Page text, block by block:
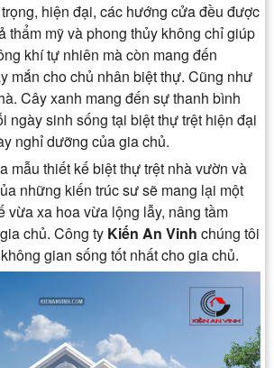
hiện đại, các hướng cửa đều được
thẩm mỹ và phong thủy không chỉ giúp
khí tự nhiên mà còn mang đến
mắn cho chủ nhân biệt thự. Cũng như
Cây xanh mang đến sự thanh bình
ngày sinh sống tại biệt thự trệt hiện đại
nghỉ dưỡng của gia chủ.
mẫu thiết kế biệt thự trệt nhà vườn và
những kiến trúc sư sẽ mang lại một
vừa xa hoa vừa lộng lẫy, nâng tầm
chủ. Công ty Kiến An Vinh chúng tôi
gian sống tốt nhất cho gia chủ.